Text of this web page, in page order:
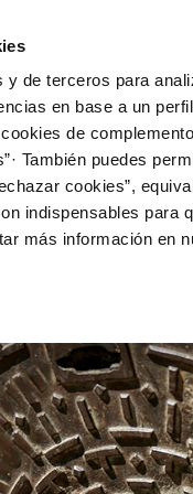
y de terceros para
en base a un
de
También puedes
cookies”,
indispensables para
más información en
de titular
de suministro
VER
Tu Servicio
AL CLIENTE
contacto
y afectaciones
del agua
DE GESTIÓN Y